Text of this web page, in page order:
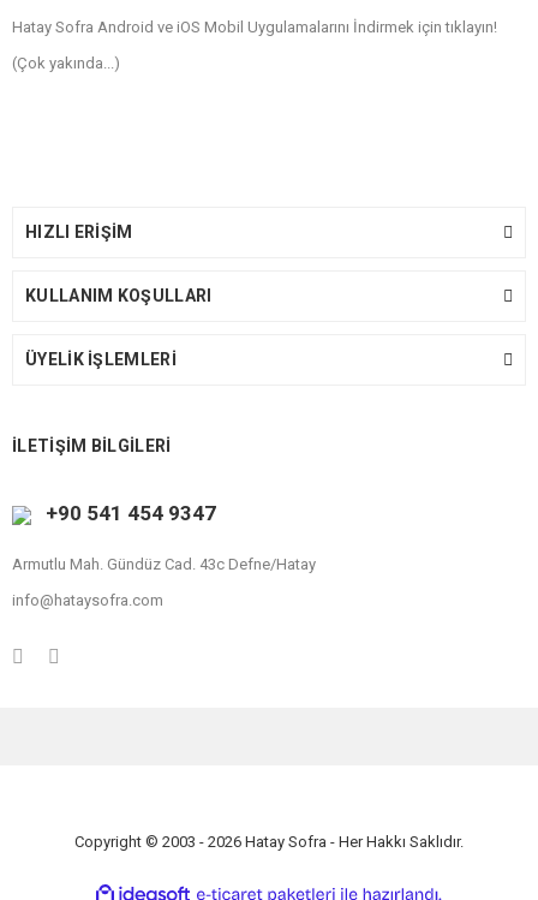
Hatay Sofra Android ve iOS Mobil Uygulamalarını İndirmek için tıklayın!
(Çok yakında...)
HIZLI ERİŞİM
KULLANIM KOŞULLARI
ÜYELİK İŞLEMLERİ
İLETİŞİM BİLGİLERİ
+90 541 454 9347
Armutlu Mah. Gündüz Cad. 43c Defne/Hatay
info@hataysofra.com
Copyright © 2003 - 2026 Hatay Sofra - Her Hakkı Saklıdır.
ideasoft e-